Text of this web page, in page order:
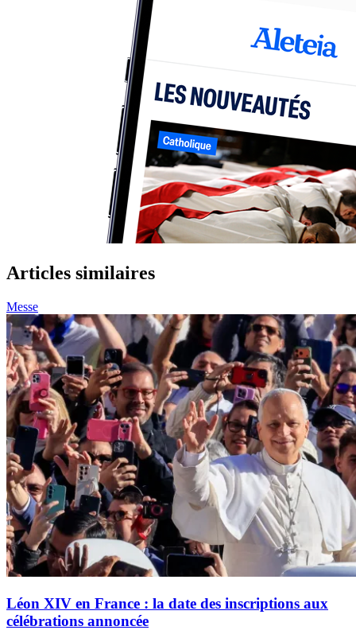
Articles similaires
Messe
Léon XIV en France : la date des inscriptions aux
célébrations annoncée